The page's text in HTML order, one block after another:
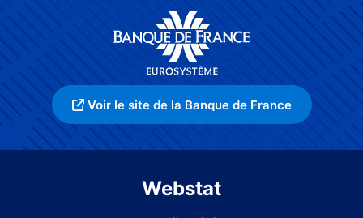
Voir le site de la Banque de France
Webstat